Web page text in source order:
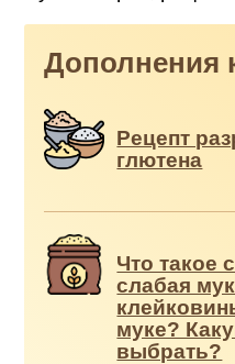
Дополнения
Рецепт
глютена
Что такое
слабая
муке?
выбрать?